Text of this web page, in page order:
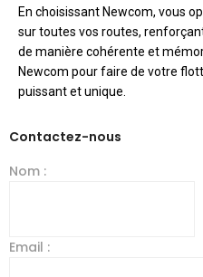
En choisissant Newcom, vous
sur toutes vos routes,
de manière cohérente et
Newcom pour faire de votre
puissant et unique.
Contactez-nous
Nom :
Email :